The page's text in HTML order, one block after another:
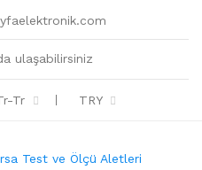
ulaşabilirsiniz
Tr TRY